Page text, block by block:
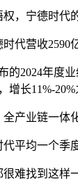
，宁德时代
代营收2590
的2024年度
增长11%-20%
产业链一体
平均一个季
难找到这样